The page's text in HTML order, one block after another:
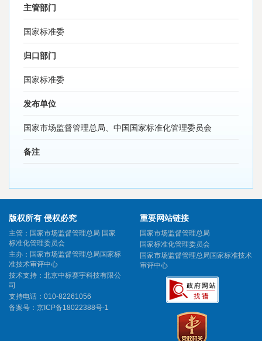
主管部门
国家标准委
归口部门
国家标准委
发布单位
国家市场监督管理总局、中国国家标准化管理委员会
备注
版权所有 侵权必究
主管：国家市场监督管理总局 国家
标准化管理委员会
主办：国家市场监督管理总局国家标
准技术审评中心
技术支持：北京中标赛宇科技有限公
司
支持电话：010-82261056
备案号： 京ICP备18022388号-1
重要网站链接
国家市场监督管理总局
国家标准化管理委员会
国家市场监督管理总局国家标准技术
审评中心